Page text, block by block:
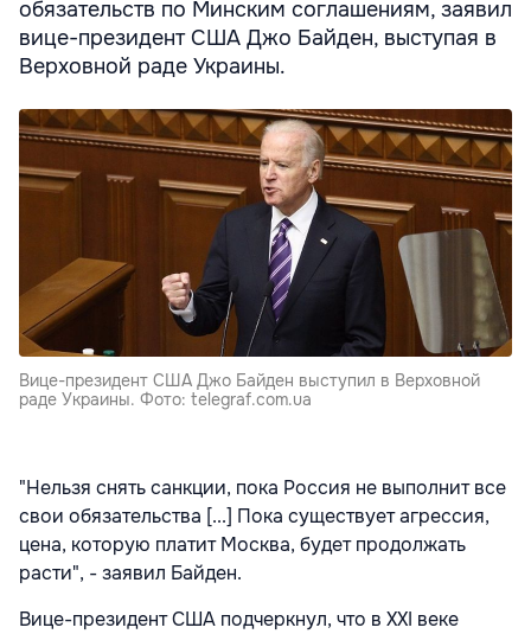
обязательств по Минским соглашениям, заявил
вице-президент США Джо Байден, выступая в
Верховной раде Украины.
Вице-президент США Джо Байден выступил в Верховной
раде Украины. Фото: telegraf.com.ua
"Нельзя снять санкции, пока Россия не выполнит все
свои обязательства [...] Пока существует агрессия,
цена, которую платит Москва, будет продолжать
расти", - заявил Байден.
Вице-президент США подчеркнул, что в XXI веке